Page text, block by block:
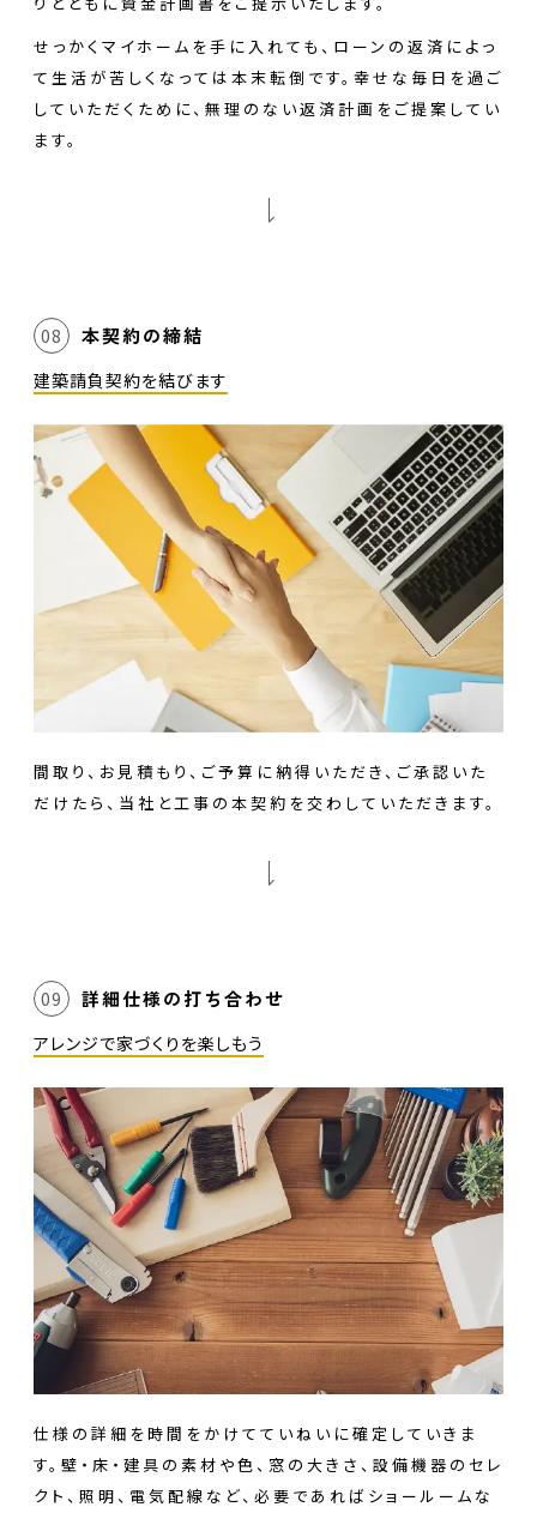
せっかくマイホームを手に入れても、ローンの返済によっ
て生活が苦しくなっては本末転倒です。幸せな毎日を過ご
していただくために、無理のない返済計画をご提案してい
ます。
08 本契約の締結
建築請負契約を結びます
間取り、お見積もり、ご予算に納得いただき、ご承認いた
だけたら、当社と工事の本契約を交わしていただきます。
09 詳細仕様の打ち合わせ
アレンジで家づくりを楽しもう
仕様の詳細を時間をかけてていねいに確定していきま
す。壁・床・建具の素材や色、窓の大きさ、設備機器のセレ
クト、照明、電気配線など、必要であればショールームな